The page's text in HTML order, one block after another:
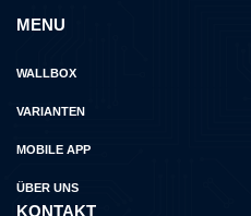
MENU
WALLBOX
VARIANTEN
MOBILE APP
ÜBER UNS
KONTAKT